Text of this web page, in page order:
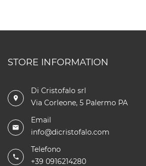
STORE INFORMATION
Di Cristofalo srl
Via Corleone, 5 Palermo PA
Email
info@dicristofalo.com
Telefono
+39 0916214280